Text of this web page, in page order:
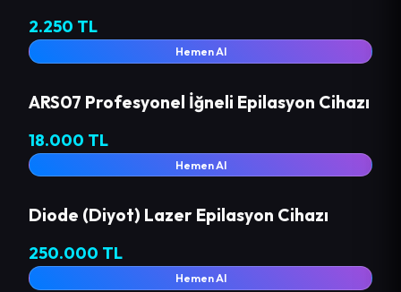
2.250 TL
Hemen Al
ARS07 Profesyonel İğneli Epilasyon Cihazı
18.000 TL
Hemen Al
Diode (Diyot) Lazer Epilasyon Cihazı
250.000 TL
Hemen Al